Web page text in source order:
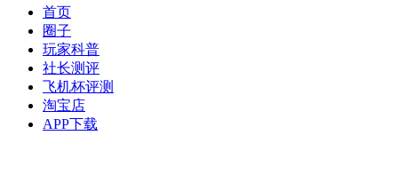
首页
圈子
玩家科普
社长测评
飞机杯评测
淘宝店
APP下载